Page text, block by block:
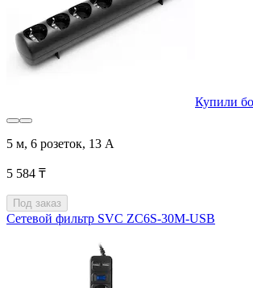
Купили
5 м, 6 розеток, 13 А
5 584 ₸
Под заказ
Сетевой фильтр SVC ZC6S-30M-USB